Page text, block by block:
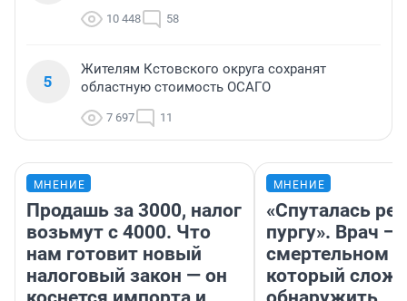
10 448 58
5
Жителям Кстовского округа сохранят
областную стоимость ОСАГО
7 697 11
МНЕНИЕ
Продашь за 3000, налог
возьмут с 4000. Что
нам готовит новый
налоговый закон — он
МНЕНИЕ
«Спуталась
пургу». Врач —
смертельном
который